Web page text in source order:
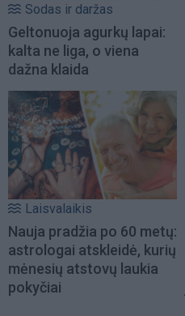
Sodas ir daržas
Geltonuoja agurkų lapai:
kalta ne liga, o viena
dažna klaida
Laisvalaikis
Nauja pradžia po 60 metų:
astrologai atskleidė, kurių
mėnesių atstovų laukia
pokyčiai